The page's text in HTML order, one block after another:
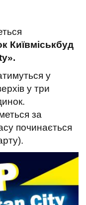
Київміськбуд
».
у
у три
за
починається